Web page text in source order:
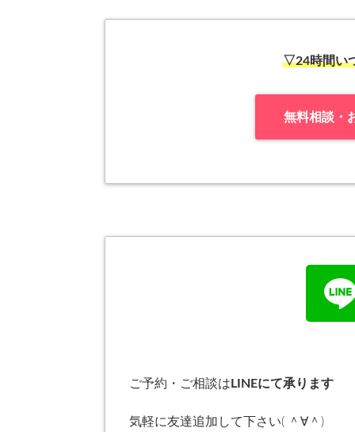
▽24時間い
無料相談・
ご予約・ご相談は LINEにて承ります
気軽に友達追加して下さい( ＾∀＾)